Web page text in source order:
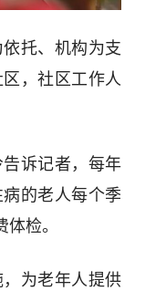
托、机构为支
，社区工作人
诉记者，每年
的老人每个季
检。
为老年人提供